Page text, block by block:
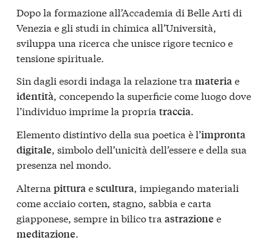
Dopo la formazione all’Accademia di Belle Arti di
Venezia e gli studi in chimica all’Università,
sviluppa una ricerca che unisce rigore tecnico e
tensione spirituale.
Sin dagli esordi indaga la relazione tra materiae
identità, concependo la superficie come luogo dove
l’individuo imprime la propria traccia.
Elemento distintivo della sua poetica è l’impronta
digitale, simbolo dell’unicità dell’essere e della sua
presenza nel mondo.
Alterna pittura escultura , impiegando materiali
come acciaio corten, stagno, sabbia e carta
giapponese, sempre in bilico tra astrazione e
meditazione